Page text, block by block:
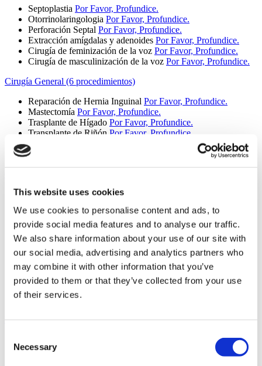
This website uses cookies
We use cookies to personalise content and ads, to
provide social media features and to analyse our traffic.
We also share information about your use of our site with
our social media, advertising and analytics partners who
may combine it with other information that you’ve
provided to them or that they’ve collected from your use
of their services.
Selection
Necessary
Septoplastia Por Favor, Profundice.
Otorrinolaringologia Por Favor, Profundice.
Perforación Septal Por Favor, Profundice.
Extracción amígdalas y adenoides Por Favor, Profundice.
Cirugía de feminización de la voz Por Favor, Profundice.
Cirugía de masculinización de la voz Por Favor, Profundice.
Cirugía General (6 procedimientos)
Reparación de Hernia Inguinal Por Favor, Profundice.
Mastectomía Por Favor, Profundice.
Trasplante de Hígado Por Favor, Profundice.
Transplante de Riñón Por Favor, Profundice.
Transplante De Médula Osea
Por Favor, Profundice.
Cirugía General
Cirugía del Túnel Carpiano
Reemplazo de Cadera
Por Favor, Profundice.
Reemplazo de Rodilla Por Favor, Profundice.
Cirugía del Manguito Rotador Por Favor, Profundice.
Artroscopia de Hombro Por Favor, Profundice.
Cirugía de Juanetes
Por Favor, Profundice.
Ortopedía Por Favor, Profundice.
Cirugía De Extensión De Extremidades Por Favor,
Profundice.
Cirugía de acortamiento de extremidades
Por Favor,
Profundice.
Fertilidad (8 procedimientos)
FIV de Óvulos de Donante con Esperma de Donante
Por